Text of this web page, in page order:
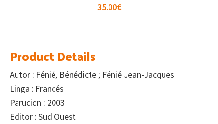
35.00€
Product Details
Autor : Fénié, Bénédicte ; Fénié Jean-Jacques
Linga : Francés
Parucion : 2003
Editor : Sud Ouest